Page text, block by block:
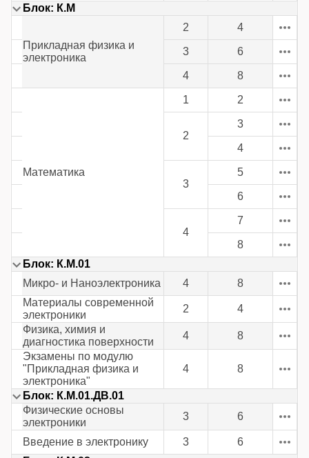
Блок: К.М
Прикладная физика и
электроника
2 4
3 6
4 8
Математика
1 2
2
3
4
3
5
6
4
7
8
Блок: К.М.01
Микро- и Наноэлектроника
4
8
Материалы современной
электроники
2
4
Физика, химия и
диагностика поверхности
4
8
Экзамены по модулю
"Прикладная физика и
электроника"
4 8
Блок: К.М.01.ДВ.01
Физические основы
электроники
3 6
Введение в электронику 3
6